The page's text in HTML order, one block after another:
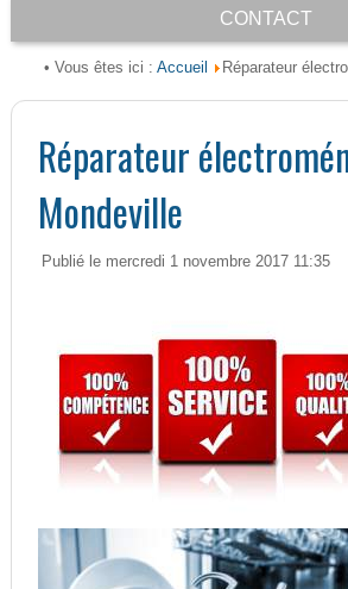
CONTACT
• Vous êtes ici : Accueil Réparateur
Réparateur
Mondeville
Publié le mercredi 1 novembre 2017 11:35